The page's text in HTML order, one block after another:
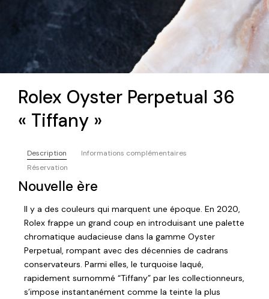
Rolex Oyster Perpetual 36
« Tiffany »
Description
Informations complémentaires
Réservation
Nouvelle ère
Il y a des couleurs qui marquent une époque. En 2020,
Rolex frappe un grand coup en introduisant une palette
chromatique audacieuse dans la gamme Oyster
Perpetual, rompant avec des décennies de cadrans
conservateurs. Parmi elles, le turquoise laqué,
rapidement surnommé “Tiffany” par les collectionneurs,
s’impose instantanément comme la teinte la plus